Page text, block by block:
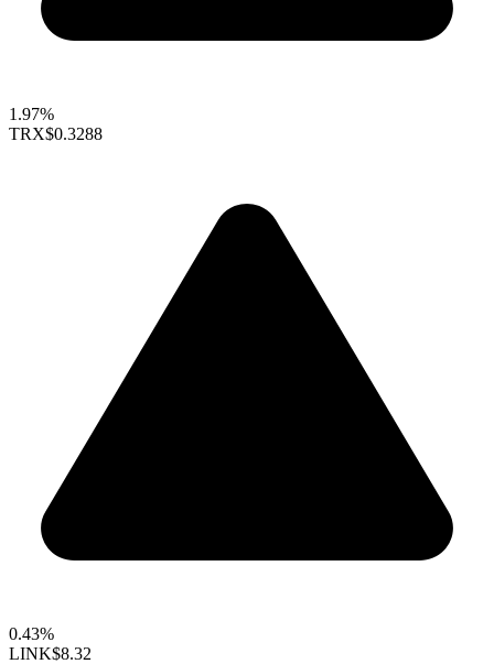
1.97%
TRX$0.3288
0.43%
LINK$8.32